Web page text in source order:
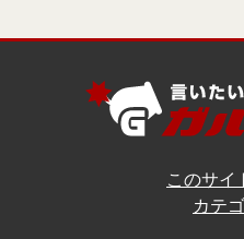
このサイ
カテ